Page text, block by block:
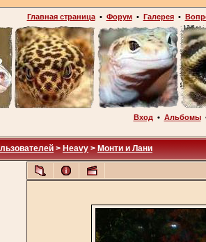
Главная страница• Форум• Галерея•
Вход • Альбомы
> Heavy > Монти и Лани